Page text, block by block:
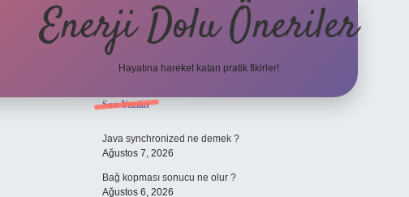
Enerji Dolu Öneriler
Hayatına hareket katan pratik fikirler!
Sidebar
Son Yazılar
Java synchronized ne demek ?
Ağustos 7, 2026
Bağ kopması sonucu ne olur ?
Ağustos 6, 2026